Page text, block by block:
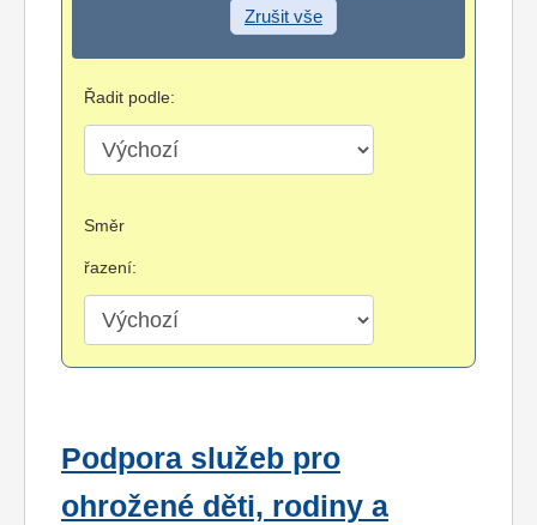
Zrušit vše
Řadit podle:
Směr
řazení:
Podpora služeb pro
ohrožené děti, rodiny a